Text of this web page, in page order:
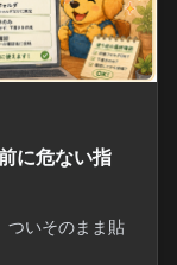
に危ない指
ついそのまま貼